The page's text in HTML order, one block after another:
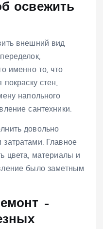
освежить
внешний вид
именно то, что
стен,
напольного
сантехники.
довольно
Главное
цвета, материалы и
было заметным
–